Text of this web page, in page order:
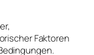
Faktoren